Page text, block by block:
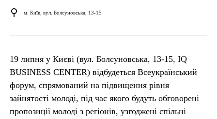
м. Київ, вул. Болсуновська, 13-15
19 липня у Києві (вул. Болсуновська, 13-15, IQ
BUSINESS CENTER) відбудеться Всеукраїнський
форум, спрямований на підвищення рівня
зайнятості молоді, під час якого будуть обговорені
пропозиції молоді з регіонів, узгоджені спільні